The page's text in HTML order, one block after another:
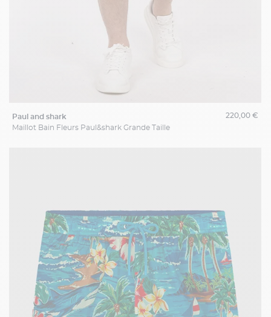
paul and shark
Maillot Bain Fleurs Paul&shark Grande Taille
220,00 €